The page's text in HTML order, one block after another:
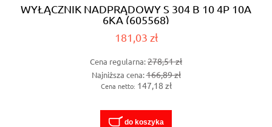
WYŁĄCZNIK NADPRĄDOWY S 304 B 10 4P 10A
6KA (605568)
181,03 zł
Cena regularna:278,51 zł
Najniższa cena:166,89 zł
Cena netto: 147,18 zł
do koszyka